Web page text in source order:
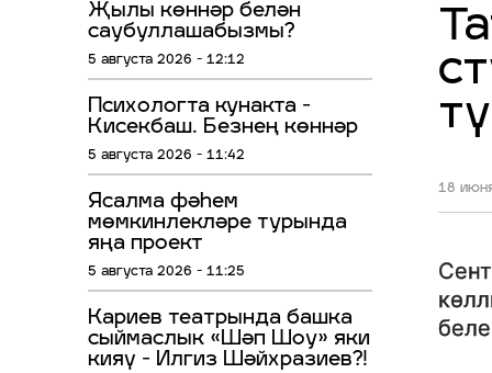
Җылы көннәр белән
саубуллашабызмы?
5 августа 2026 - 12:12
Психологта кунакта -
Кисекбаш. Безнең көннәр
5 августа 2026 - 11:42
Ясалма фәһем
мөмкинлекләре турында
яңа проект
5 августа 2026 - 11:25
Кариев театрында башка
сыймаслык «Шәп Шоу» яки
кияү - Илгиз Шәйхразиев?!
18